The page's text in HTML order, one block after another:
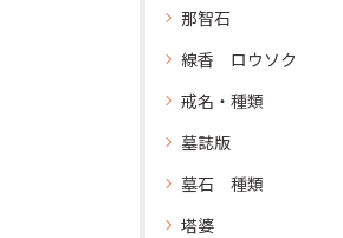
那智石
線香 ロウソク
戒名・種類
墓誌版
墓石 種類
塔婆